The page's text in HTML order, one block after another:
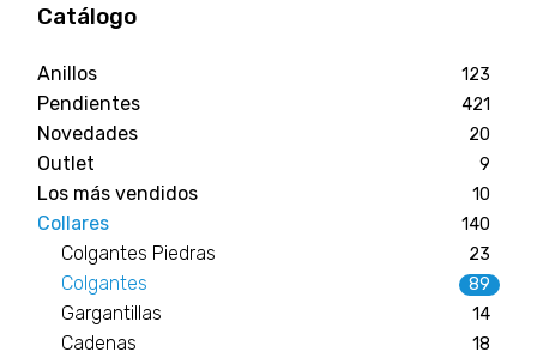
Catálogo
Anillos 123
Pendientes 421
Novedades 20
Outlet 9
Los más vendidos 10
Collares 140
Colgantes Piedras 23
Colgantes 89
Gargantillas 14
Cadenas 18